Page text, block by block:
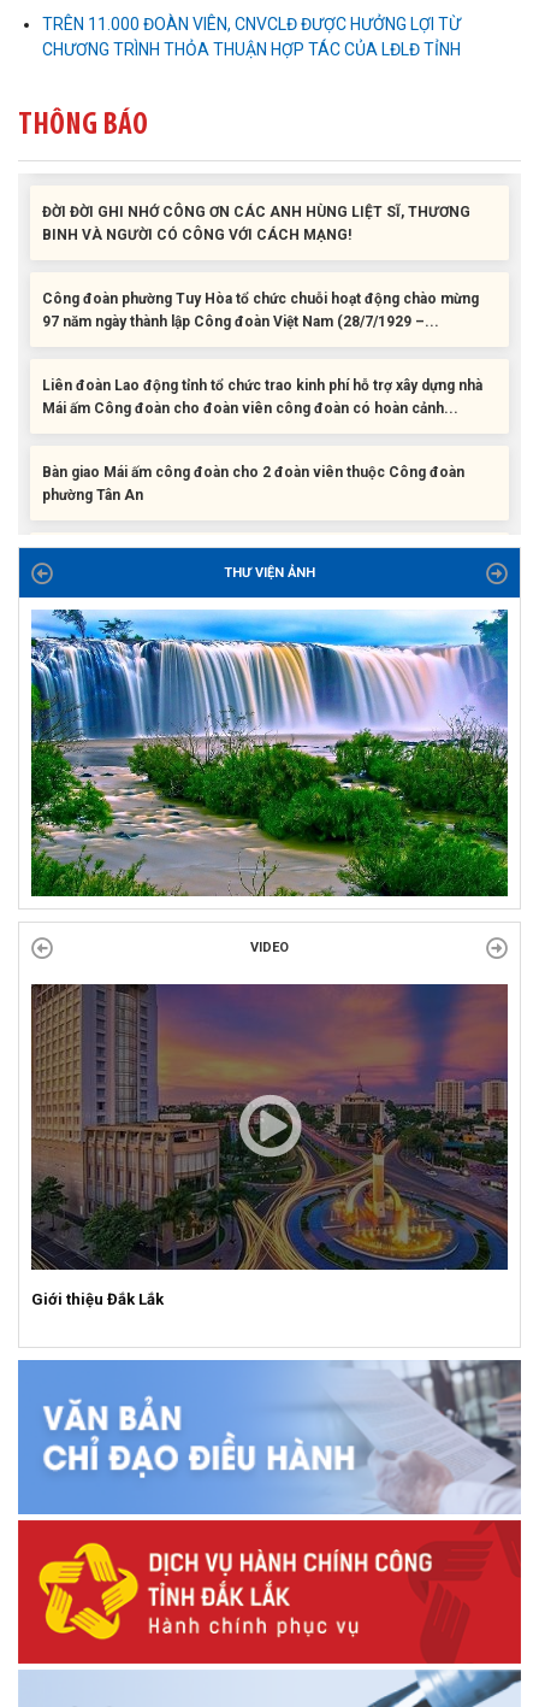
TRÊN 11.000 ĐOÀN VIÊN, CNVCLĐ ĐƯỢC HƯỞNG LỢI TỪ
CHƯƠNG TRÌNH THỎA THUẬN HỢP TÁC CỦA LĐLĐ TỈNH
THÔNG BÁO
Bàn giao Mái ấm công đoàn cho 2 đoàn viên thuộc Công đoàn
phường Tân An
cho con đoàn viên, người lao động khó khăn trước khai...
BINH VÀ NGƯỜI CÓ CÔNG VỚI CÁCH MẠNG!
97 năm ngày thành lập Công đoàn Việt Nam (28/7/1929 –...
Mái ấm Công đoàn cho đoàn viên công đoàn có hoàn cảnh...
phường Tân An
cho con đoàn viên, người lao động khó khăn trước khai...
ĐỜI ĐỜI GHI NHỚ CÔNG ƠN CÁC ANH HÙNG LIỆT SĨ, THƯƠNG
BINH VÀ NGƯỜI CÓ CÔNG VỚI CÁCH MẠNG!
Công đoàn phường Tuy Hòa tổ chức chuỗi hoạt động chào mừng
97 năm ngày thành lập Công đoàn Việt Nam (28/7/1929 –...
THƯ VIỆN ẢNH
VIDEO
Giới thiệu Đắk Lắk